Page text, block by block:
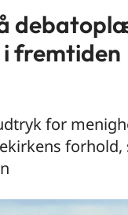
fremtiden
for